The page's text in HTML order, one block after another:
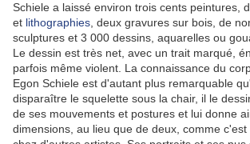
Schiele a laissé environ trois cents peintures,
et lithographies , deux gravures sur bois, de
sculptures et 3 000 dessins , aquarelles ou
Le dessin est très net, avec un trait marqué,
parfois même violent. La connaissance du
Egon Schiele est d'autant plus remarquable
disparaître le squelette sous la chair, il le
de ses mouvements et postures et lui donne
dimensions, au lieu que de deux, comme